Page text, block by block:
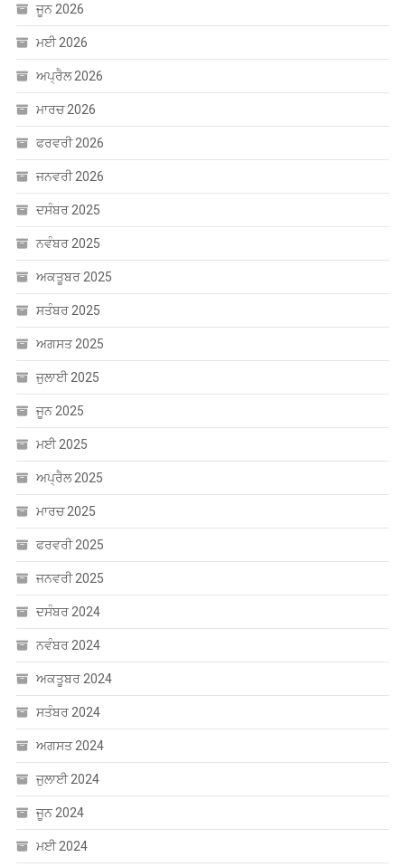
ਜੂਨ 2026
ਮਈ 2026
ਅਪ੍ਰੈਲ 2026
ਮਾਰਚ 2026
ਫਰਵਰੀ 2026
ਜਨਵਰੀ 2026
ਦਸੰਬਰ 2025
ਨਵੰਬਰ 2025
ਅਕਤੂਬਰ 2025
ਸਤੰਬਰ 2025
ਅਗਸਤ 2025
ਜੁਲਾਈ 2025
ਜੂਨ 2025
ਮਈ 2025
ਅਪ੍ਰੈਲ 2025
ਮਾਰਚ 2025
ਫਰਵਰੀ 2025
ਜਨਵਰੀ 2025
ਦਸੰਬਰ 2024
ਨਵੰਬਰ 2024
ਅਕਤੂਬਰ 2024
ਸਤੰਬਰ 2024
ਅਗਸਤ 2024
ਜੁਲਾਈ 2024
ਜੂਨ 2024
ਮਈ 2024